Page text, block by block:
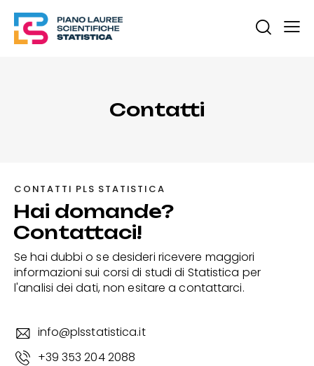
Contatti
CONTATTI PLS STATISTICA
Hai domande?
Contattaci!
Se hai dubbi o se desideri ricevere maggiori
informazioni sui corsi di studi di Statistica per
l'analisi dei dati, non esitare a contattarci.
info@plsstatistica.it
+39 353 204 2088